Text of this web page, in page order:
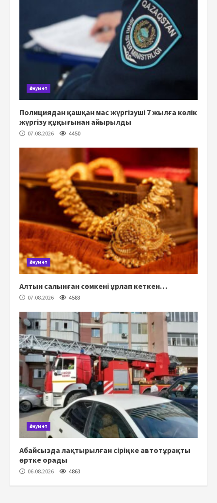
Әлеумет
Полициядан қашқан мас жүргізуші 7 жылға көлік
жүргізу құқығынан айырылды
07.08.2026 4450
Әлеумет
Алтын салынған сөмкені ұрлап кеткен…
07.08.2026 4583
Әлеумет
Абайсызда лақтырылған сіріңке автотұрақты
өртке орады
06.08.2026 4863